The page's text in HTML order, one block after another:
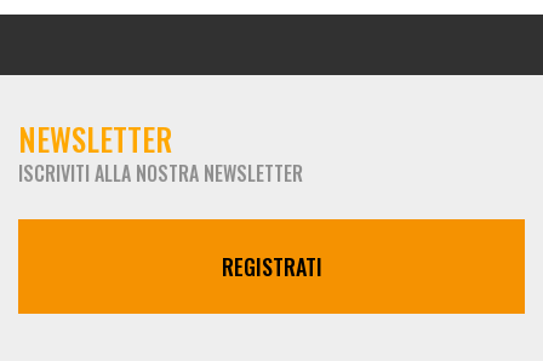
NEWSLETTER
ISCRIVITI ALLA NOSTRA NEWSLETTER
REGISTRATI